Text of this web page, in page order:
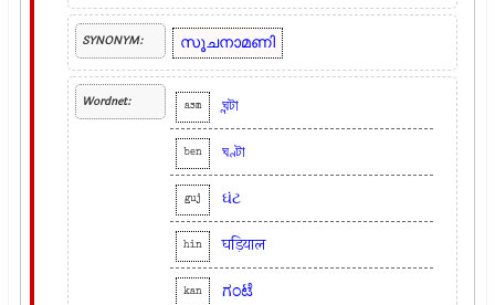
SYNONYM: സൂചനാമണി
Wordnet: asm ঘন্টা
ben ঘণ্টা
guj ઘંટ
hin घड़ियाल
kan ಗಂಟೆ